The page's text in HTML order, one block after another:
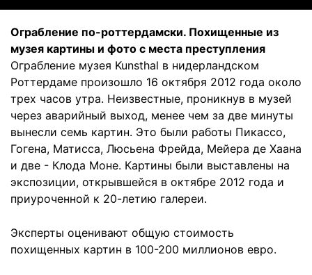
Ограбление по-роттердамски. Похищенные из
музея картины и фото с места преступления
Ограбление музея Kunsthal в нидерландском
Роттердаме произошло 16 октября 2012 года около
трех часов утра. Неизвестные, проникнув в музей
через аварийный выход, менее чем за две минуты
вынесли семь картин. Это были работы Пикассо,
Гогена, Матисса, Люсьена Фрейда, Мейера де Хаана
и две - Клода Моне. Картины были выставлены на
экспозиции, открывшейся в октябре 2012 года и
приуроченной к 20-летию галереи.
Эксперты оценивают общую стоимость
похищенных картин в 100-200 миллионов евро.